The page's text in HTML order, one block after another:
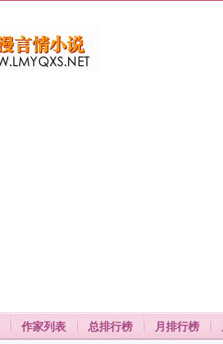
作家列表 总排行榜 月排行榜